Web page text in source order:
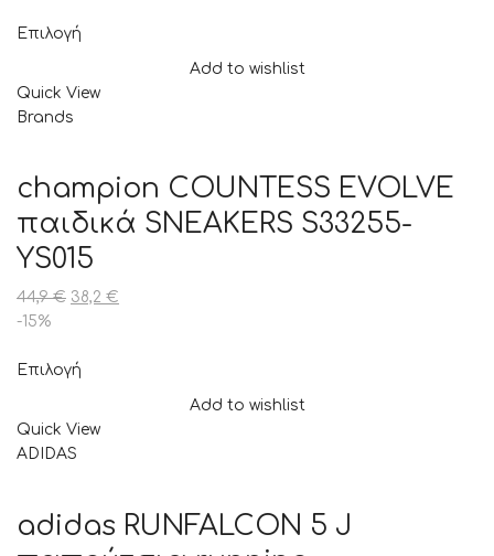
Επιλογή
Add to wishlist
Quick View
Brands
champion COUNTESS EVOLVE
παιδικά SNEAKERS S33255-
YS015
44,9€ 38,2 €
-15%
Επιλογή
Add to wishlist
Quick View
ADIDAS
adidas RUNFALCON 5 J